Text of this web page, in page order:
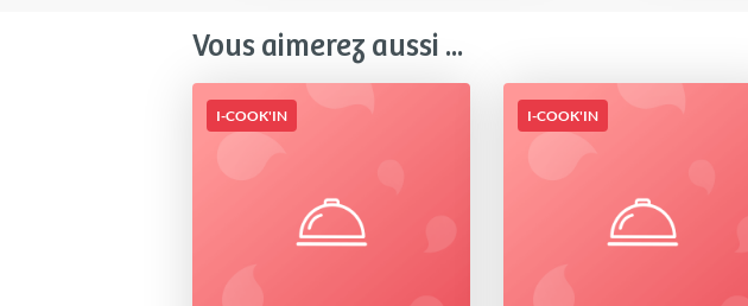
Vous aimerez aussi ...
I-COOK'IN I-COOK'IN